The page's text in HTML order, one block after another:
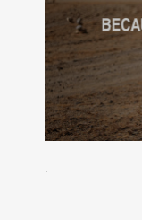
.